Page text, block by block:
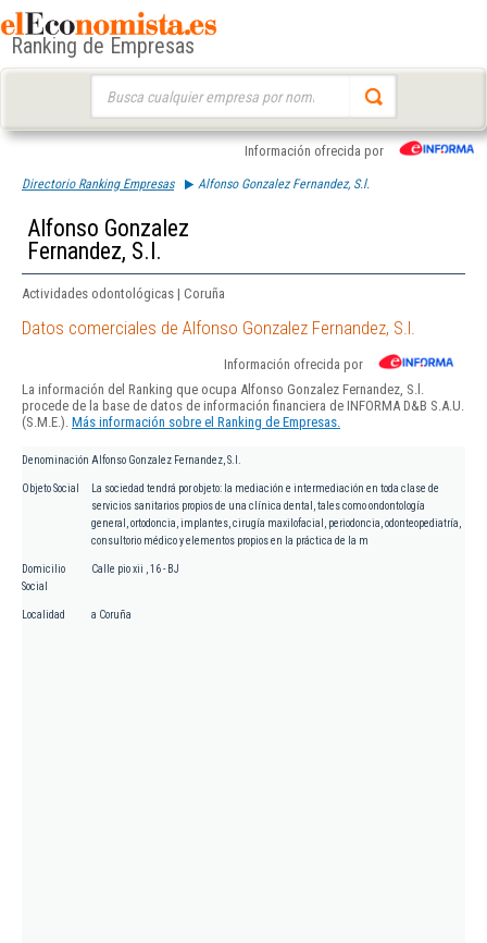
Ranking de Empresas
Información ofrecida por
Directorio Ranking Empresas Alfonso Gonzalez Fernandez, S.l.
Alfonso Gonzalez
Fernandez, S.l.
Actividades odontológicas | Coruña
Datos comerciales de Alfonso Gonzalez Fernandez, S.l.
Información ofrecida por
La información del Ranking que ocupa Alfonso Gonzalez Fernandez, S.l.
procede de la base de datos de información financiera de INFORMA D&B S.A.U.
(S.M.E.). Más información sobre el Ranking de Empresas.
Denominación Alfonso Gonzalez Fernandez, S.l.
Objeto Social
La sociedad tendrá por objeto: la mediación e intermediación en toda clase de
servicios sanitarios propios de una clínica dental, tales como ondontología
general, ortodoncia, implantes, cirugía maxilofacial, periodoncia, odonteopediatría,
consultorio médico y elementos propios en la práctica de la m
Domicilio
Social
Calle pio xii , 16 - BJ
Localidad a Coruña